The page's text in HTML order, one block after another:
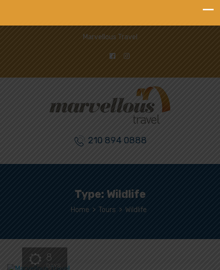
Marvellous Travel
210 894 0888
Type: Wildlife
Home > Tours > Wildlife
8
DAYS